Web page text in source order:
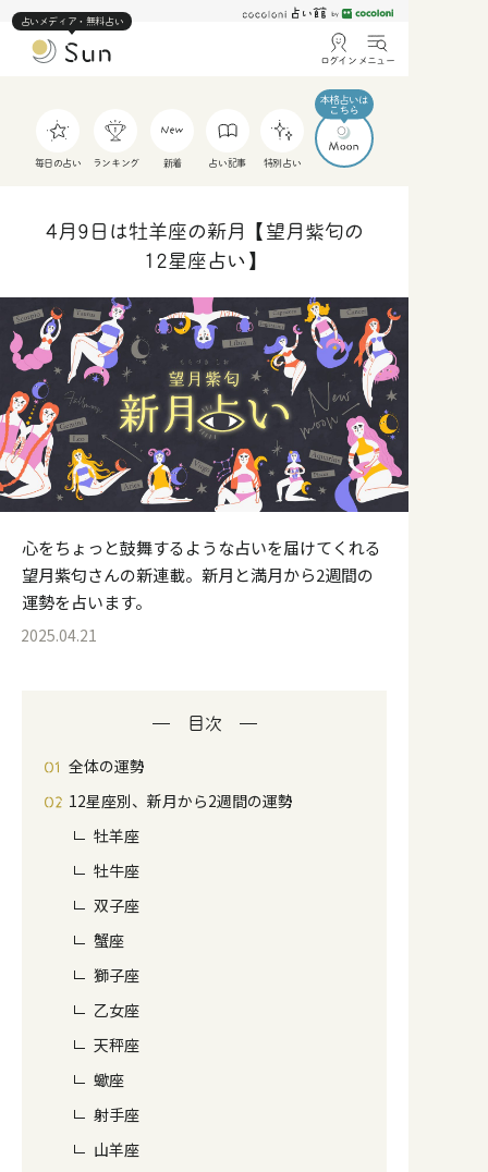
占いメディア・無料占い
ログイン メニュー
毎日の占い ランキング 新着 占い記事 特別占い
4月9日は牡羊座の新月【望月紫匂の
12星座占い】
心をちょっと鼓舞するような占いを届けてくれる
望月紫匂さんの新連載。新月と満月から2週間の
運勢を占います。
2025.04.21
目次
全体の運勢
12星座別、新月から2週間の運勢
牡羊座
牡牛座
双子座
蟹座
獅子座
乙女座
天秤座
蠍座
射手座
山羊座